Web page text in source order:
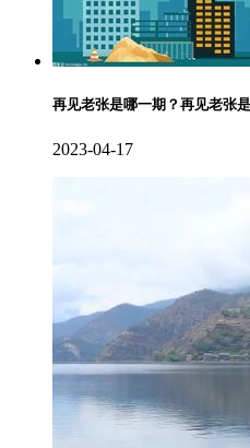
再见老张是哪一期？再见老张
2023-04-17